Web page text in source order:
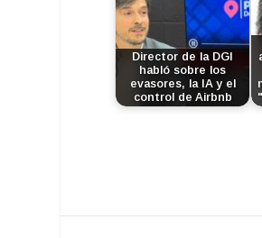
Director de la DGI
habló sobre los
evasores, la IA y el
control de Airbnb